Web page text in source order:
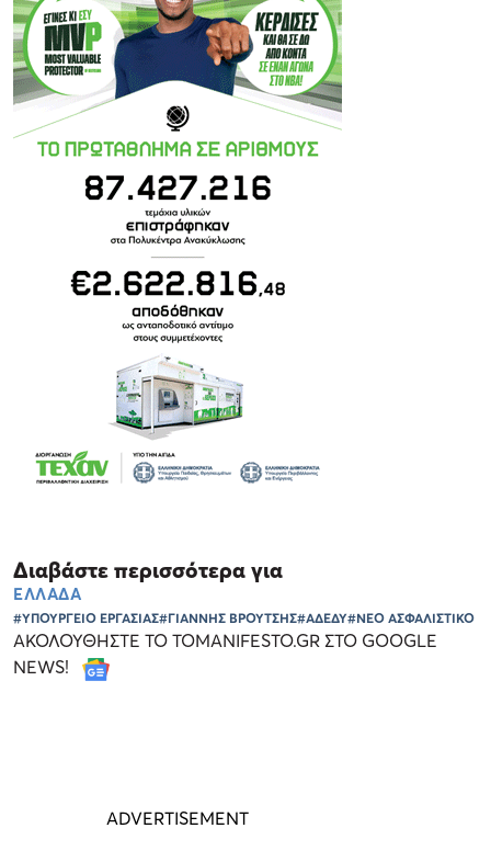
Διαβάστε περισσότερα για
ΕΛΛΑΔΑ
#ΥΠΟΥΡΓΕΙΟ ΕΡΓΑΣΙΑΣ#ΓΙΑΝΝΗΣ ΒΡΟΥΤΣΗΣ#ΑΔΕΔΥ#ΝΕΟ ΑΣΦΑΛΙΣΤΙΚΟ
ΑΚΟΛΟΥΘΗΣΤΕ ΤΟ TOMANIFESTO.GR ΣΤΟ GOOGLE
NEWS!